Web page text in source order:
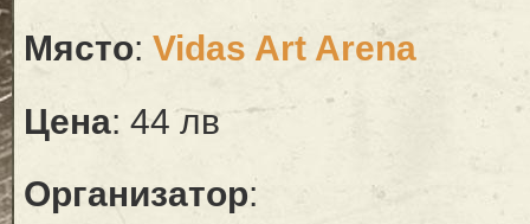
Място: Vidas Art Arena
Цена: 44 лв
Организатор: